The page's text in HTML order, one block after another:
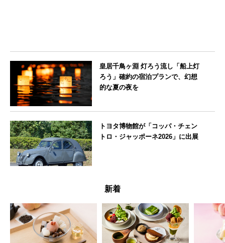
皇居千鳥ヶ淵 灯ろう流し「船上灯
ろう」確約の宿泊プランで、幻想
的な夏の夜を
トヨタ博物館が「コッパ・チェン
トロ・ジャッポーネ2026」に出展
新着